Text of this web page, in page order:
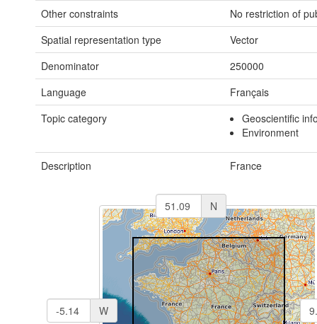
Other constraints
No restriction of
Spatial representation type
Vector
Denominator
250000
Language
Français
Topic category
Geoscientific
Environment
Description France
N
W